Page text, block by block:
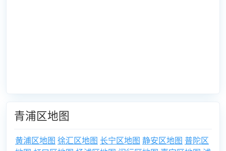
青浦区地图
黄浦区地图 徐汇区地图 长宁区地图 静安区地图 普陀区